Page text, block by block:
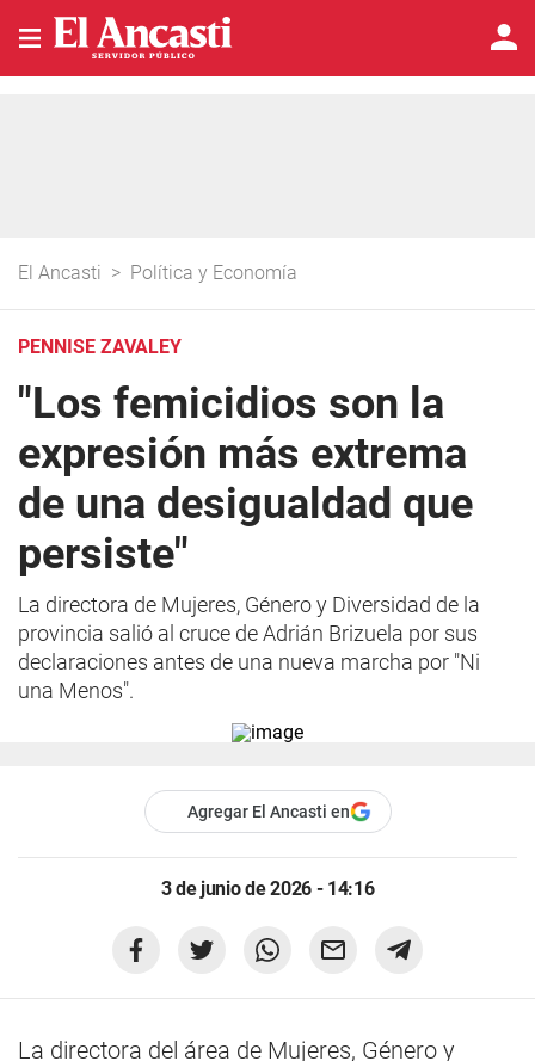
El Ancasti > Política y Economía
PENNISE ZAVALEY
"Los femicidios son la
expresión más extrema
de una desigualdad que
persiste"
La directora de Mujeres, Género y Diversidad de la
provincia salió al cruce de Adrián Brizuela por sus
declaraciones antes de una nueva marcha por "Ni
una Menos".
Agregar El Ancasti en
3 de junio de 2026 - 14:16
La directora del área de Mujeres, Género y